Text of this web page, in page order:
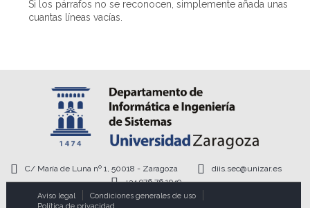
Si los párrafos no se reconocen, simplemente añada unas
cuantas líneas vacías.
C/ María de Luna nº 1, 50018 - Zaragoza
diis.sec@unizar.es
+34 976 76 1949
Aviso legal
Condiciones generales de uso